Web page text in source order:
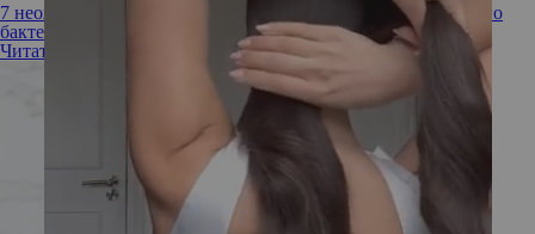
7 неожиданных мест в доме, которые собирают больше всего
бактерий
Читать полностью